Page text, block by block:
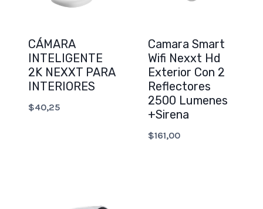
CÁMARA
INTELIGENTE
2K NEXXT PARA
INTERIORES
$40,25
Camara Smart
Wifi Nexxt Hd
Exterior Con 2
Reflectores
2500 Lumenes
+Sirena
$161,00